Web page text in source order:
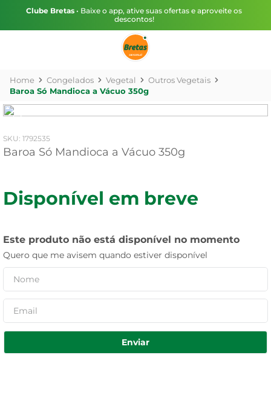
Clube Bretas • Baixe o app, ative suas ofertas e aproveite os
descontos!
Congelados Vegetal
Outros Vegetais
Baroa Só Mandioca a Vácuo 350g
: 1792535
Baroa Só Mandioca a Vácuo 350g
Disponível em breve
Este produto não está disponível no momento
Quero que me avisem quando estiver disponível
Enviar